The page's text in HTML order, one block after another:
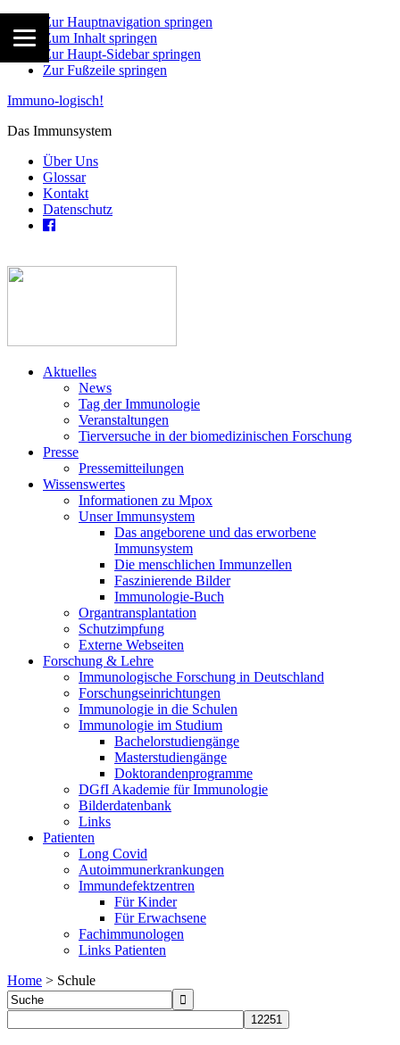
Zur Hauptnavigation springen
Zum Inhalt springen
Zur Haupt-Sidebar springen
Zur Fußzeile springen
Immuno-logisch!
Das Immunsystem
Über Uns
Glossar
Kontakt
Datenschutz
Aktuelles
News
Tag der Immunologie
Veranstaltungen
Tierversuche in der biomedizinischen Forschung
Presse
Pressemitteilungen
Wissenswertes
Informationen zu Mpox
Unser Immunsystem
Das angeborene und das erworbene
Immunsystem
Die menschlichen Immunzellen
Faszinierende Bilder
Immunologie-Buch
Organtransplantation
Schutzimpfung
Externe Webseiten
Forschung & Lehre
Immunologische Forschung in Deutschland
Forschungseinrichtungen
Immunologie in die Schulen
Immunologie im Studium
Bachelorstudiengänge
Masterstudiengänge
Doktorandenprogramme
DGfI Akademie für Immunologie
Bilderdatenbank
Links
Patienten
Long Covid
Autoimmunerkrankungen
Immundefektzentren
Für Kinder
Für Erwachsene
Fachimmunologen
Links Patienten
Home > Schule